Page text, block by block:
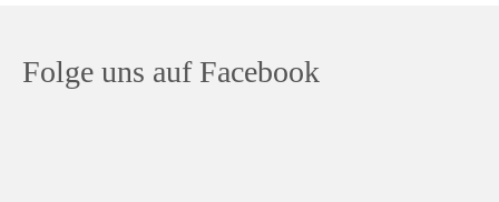
Folge uns auf Facebook